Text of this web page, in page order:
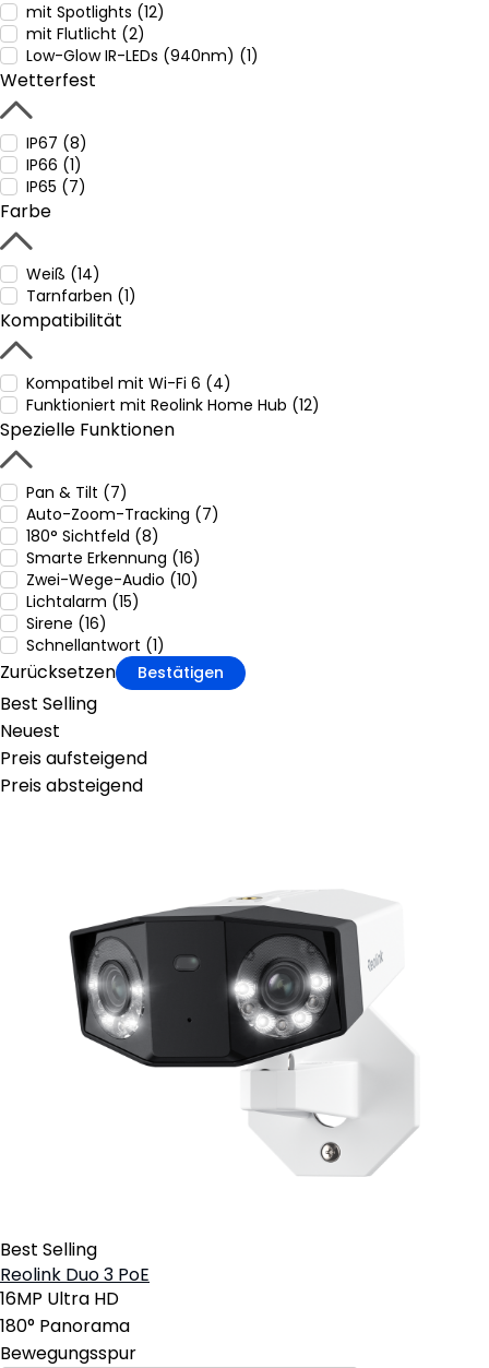
mit Spotlights (12)
mit Flutlicht (2)
Low-Glow IR-LEDs (940nm) (1)
Wetterfest
IP67 (8)
IP66 (1)
IP65 (7)
Farbe
Weiß (14)
Tarnfarben (1)
Kompatibilität
Kompatibel mit Wi-Fi 6 (4)
Funktioniert mit Reolink Home Hub (12)
Spezielle Funktionen
Pan & Tilt (7)
Auto-Zoom-Tracking (7)
180° Sichtfeld (8)
Smarte Erkennung (16)
Zwei-Wege-Audio (10)
Lichtalarm (15)
Sirene (16)
Schnellantwort (1)
Zurücksetzen Bestätigen
Best Selling
Neuest
Preis aufsteigend
Preis absteigend
Best Selling
Reolink Duo 3 PoE
16MP Ultra HD
180° Panorama
Bewegungsspur